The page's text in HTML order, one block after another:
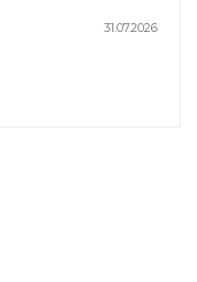
31.07.2026